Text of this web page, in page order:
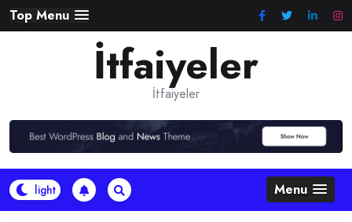
Skip
to
Top Menu
İtfaiyeler
İtfaiyeler
Menu